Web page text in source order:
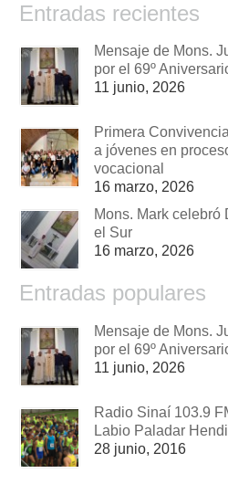
Entradas recientes
Mensaje de Mons.
por el 69º
11 junio, 2026
Primera
a jóvenes en
vocacional
16 marzo, 2026
Mons. Mark celebró
el Sur
16 marzo, 2026
Entradas populares
Mensaje de Mons.
por el 69º
11 junio, 2026
Radio Sinaí 103.9
Labio Paladar
28 junio, 2016